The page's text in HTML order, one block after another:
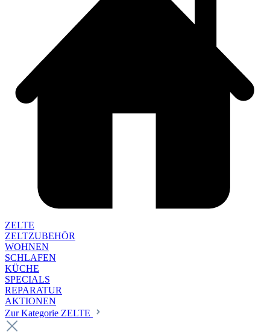
ZELTE
ZELTZUBEHÖR
WOHNEN
SCHLAFEN
KÜCHE
SPECIALS
REPARATUR
AKTIONEN
Zur Kategorie ZELTE